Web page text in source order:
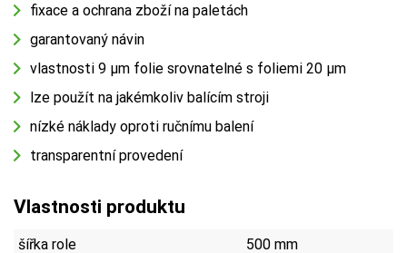
fixace a ochrana zboží na paletách
garantovaný návin
vlastnosti 9 µm folie srovnatelné s foliemi 20 µm
lze použít na jakémkoliv balícím stroji
nízké náklady oproti ručnímu balení
transparentní provedení
Vlastnosti produktu
šířka role
500 mm